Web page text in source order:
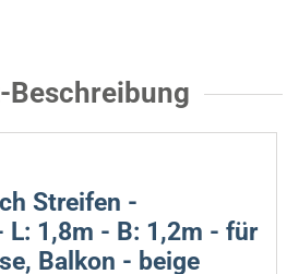
Beschreibung
Streifen -
L: 1,8m - B: 1,2m - für
Balkon - beige